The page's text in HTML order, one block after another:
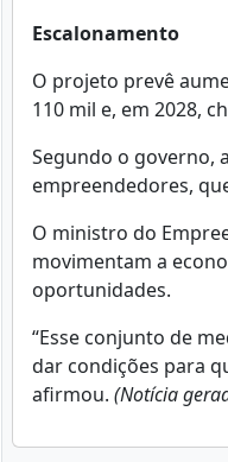
Escalonamento
O projeto prevê
110 mil e, em 2028,
Segundo o governo,
empreendedores,
O ministro do
movimentam a
oportunidades.
“Esse conjunto de
dar condições para
afirmou. (Notícia